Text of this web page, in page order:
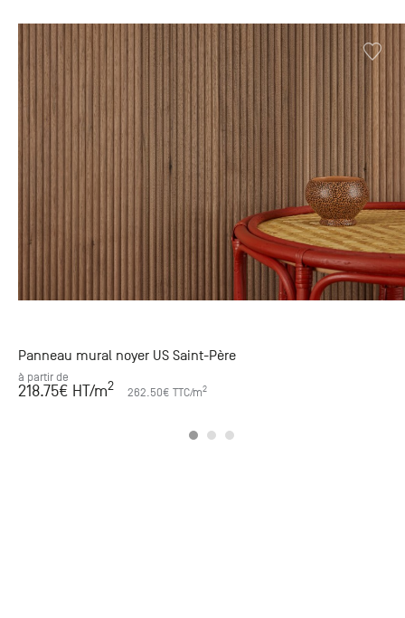
Panneau mural noyer US Saint-Père
à partir de
218.75€ HT/m2 262.50€ TTC/m2